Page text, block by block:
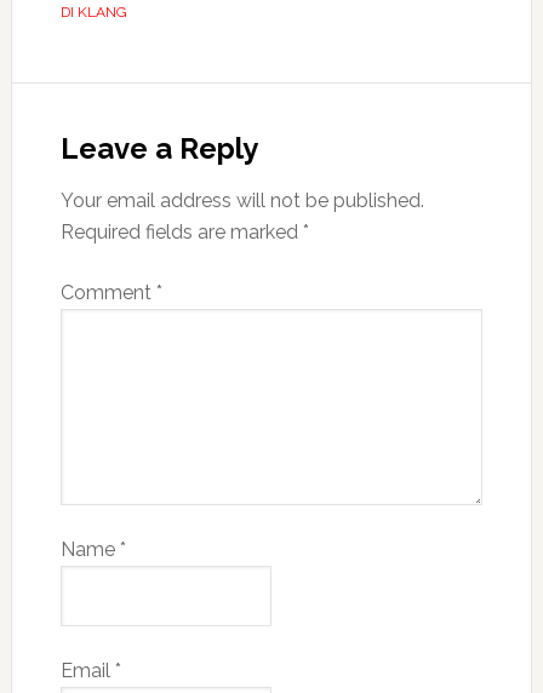
DI KLANG
Leave a Reply
Your email address will not be published.
Required fields are marked *
Comment *
Name *
Email *